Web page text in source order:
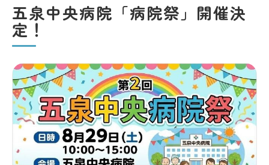
五泉中央病院「病院祭」開催決
定！